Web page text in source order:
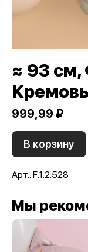
≈ 93 см,
999,99 ₽
В корзину
Арт.: F.1.2.528
Мы